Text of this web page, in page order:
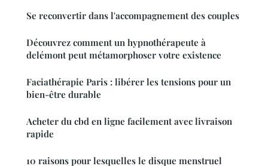
Se reconvertir dans l'accompagnement des couples
Découvrez comment un hypnothérapeute à
delémont peut métamorphoser votre existence
Faciathérapie Paris : libérer les tensions pour un
bien-être durable
Acheter du cbd en ligne facilement avec livraison
rapide
10 raisons pour lesquelles le disque menstruel